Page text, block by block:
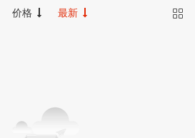
价格 最新